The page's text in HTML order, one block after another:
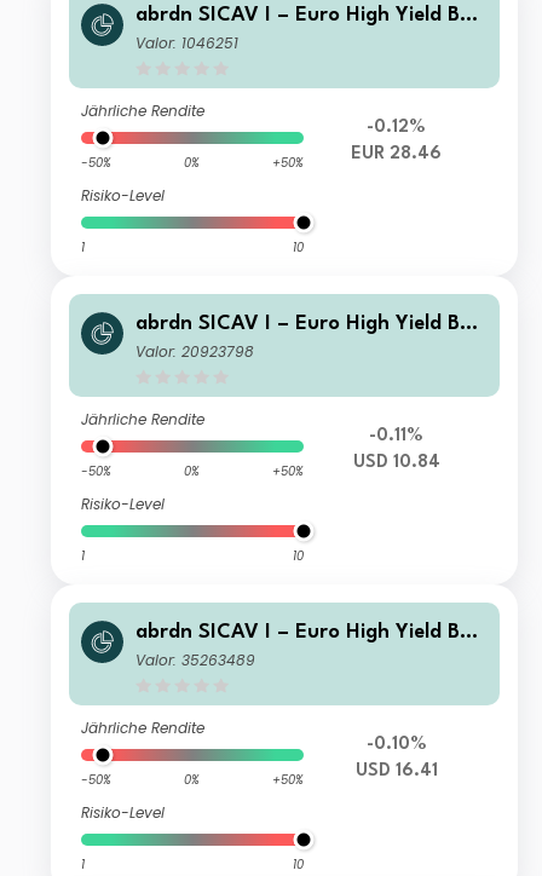
abrdn SICAV I – Euro High Yield Bon
d Fund Class A Acc EUR
Valor: 1046251
Jährliche Rendite
-50% 0% +50%
Risiko-Level
1 10
-0.12%
EUR 28.46
abrdn SICAV I – Euro High Yield Bon
d Fund Class A MInc Hedged USD
Valor: 20923798
Jährliche Rendite
-50% 0% +50%
Risiko-Level
1 10
-0.11%
USD 10.84
abrdn SICAV I – Euro High Yield Bon
d Fund Class X Acc Hedged USD
Valor: 35263489
Jährliche Rendite
-50% 0% +50%
Risiko-Level
1 10
-0.10%
USD 16.41